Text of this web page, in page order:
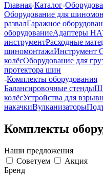
Главная-Каталог-
Оборудование для
развалГаражное
оборудованиеАдаптеры
инструментРасходные
шиномонтажаИнструмент
колёсОборудование для
протектора шин
-Комплекты оборудования
Балансировочные стенды
колёсУстройства для
накачкиВулканизаторы
Комплекты
Наши предложения
Советуем
Акция
Бренд